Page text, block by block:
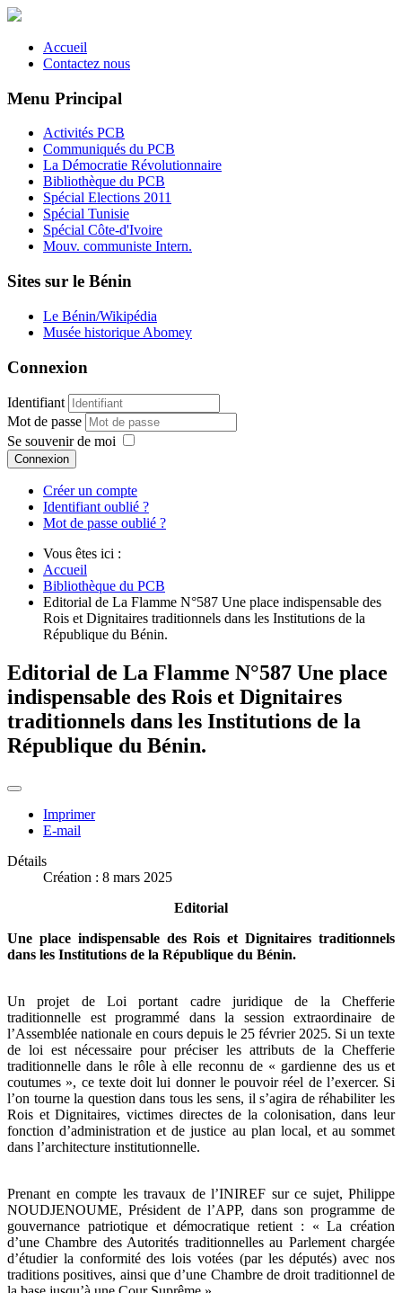
Accueil
Contactez nous
Menu Principal
Activités PCB
Communiqués du PCB
La Démocratie Révolutionnaire
Bibliothèque du PCB
Spécial Elections 2011
Spécial Tunisie
Spécial Côte-d'Ivoire
Mouv. communiste Intern.
Sites sur le Bénin
Le Bénin/Wikipédia
Musée historique Abomey
Connexion
Identifiant
Mot de passe
Se souvenir de moi
Connexion
Créer un compte
Identifiant oublié ?
Mot de passe oublié ?
Vous êtes ici :
Accueil
Bibliothèque du PCB
Editorial de La Flamme N°587 Une place indispensable des
Rois et Dignitaires traditionnels dans les Institutions de la
République du Bénin.
Editorial de La Flamme N°587 Une place
indispensable des Rois et Dignitaires
traditionnels dans les Institutions de la
République du Bénin.
Imprimer
E-mail
Détails
Création : 8 mars 2025
Editorial
Une place indispensable des Rois et Dignitaires traditionnels
dans les Institutions de la République du Bénin.
Un projet de Loi portant cadre juridique de la Chefferie
traditionnelle est programmé dans la session extraordinaire de
l’Assemblée nationale en cours depuis le 25 février 2025. Si un texte
de loi est nécessaire pour préciser les attributs de la Chefferie
traditionnelle dans le rôle à elle reconnu de « gardienne des us et
coutumes », ce texte doit lui donner le pouvoir réel de l’exercer. Si
l’on tourne la question dans tous les sens, il s’agira de réhabiliter les
Rois et Dignitaires, victimes directes de la colonisation, dans leur
fonction d’administration et de justice au plan local, et au sommet
dans l’architecture institutionnelle.
Prenant en compte les travaux de l’INIREF sur ce sujet, Philippe
NOUDJENOUME, Président de l’APP, dans son programme de
gouvernance patriotique et démocratique retient : « La création
d’une Chambre des Autorités traditionnelles au Parlement chargée
d’étudier la conformité des lois votées (par les députés) avec nos
traditions positives, ainsi que d’une Chambre de droit traditionnel de